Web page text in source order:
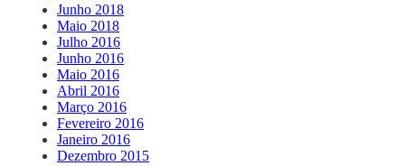
Junho 2018
Maio 2018
Julho 2016
Junho 2016
Maio 2016
Abril 2016
Março 2016
Fevereiro 2016
Janeiro 2016
Dezembro 2015